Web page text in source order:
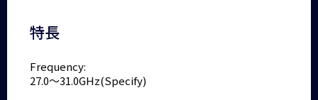
特長
Frequency:
27.0～31.0GHz(Specify)